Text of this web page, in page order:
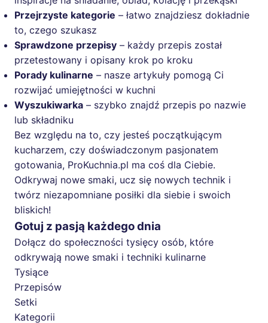
Przejrzyste kategorie – łatwo znajdziesz dokładnie
to, czego szukasz
Sprawdzone przepisy – każdy przepis został
przetestowany i opisany krok po kroku
Porady kulinarne – nasze artykuły pomogą Ci
rozwijać umiejętności w kuchni
Wyszukiwarka – szybko znajdź przepis po nazwie
lub składniku
Bez względu na to, czy jesteś początkującym
kucharzem, czy doświadczonym pasjonatem
gotowania, ProKuchnia.pl ma coś dla Ciebie.
Odkrywaj nowe smaki, ucz się nowych technik i
twórz niezapomniane posiłki dla siebie i swoich
bliskich!
Gotuj z pasją każdego dnia
Dołącz do społeczności tysięcy osób, które
odkrywają nowe smaki i techniki kulinarne
Tysiące
Przepisów
Setki
Kategorii